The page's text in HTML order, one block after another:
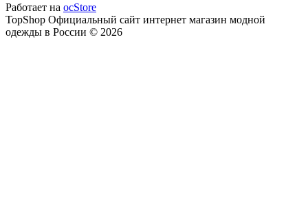
Работает на ocStore
TopShop Официальный сайт интернет магазин модной
одежды в России © 2026